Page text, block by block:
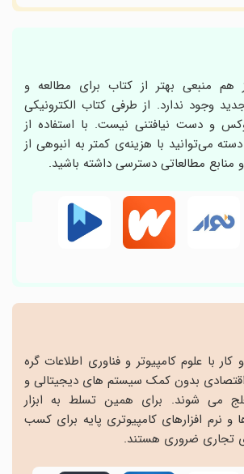
هم منبعی بهتر از کتاب برای مطالعه و
وجود ندارد. از طرفی کتاب الکترونیکی
و دست نیافتنی نیست. با استفاده از
می‌توانید با هزینه‌ی کمتر به انبوهی از
مطالعاتی دسترسی داشته باشید.
با علوم کامپیوتر و فناوری اطلاعات گره
بدون کمک سیستم های دیجیتالی و
فلج می شوند. برای همین تسلط به ابزار
و نرم افزارهای کامپیوتری پایه برای کسب
تجاری ضروری هستند.